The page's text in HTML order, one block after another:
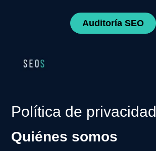
Auditoría SEO
Política de privacidad
Quiénes somos